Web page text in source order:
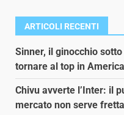
ARTICOLI RECENTI
Sinner, il ginocchio
tornare al top in America
Chivu avverte l’Inter: il
mercato non serve fretta